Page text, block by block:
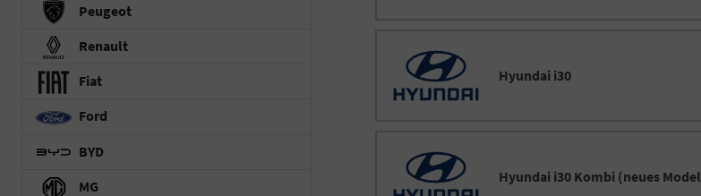
Hyundai i30
Hyundai i30 Kombi (neues
Peugeot
Renault
Fiat
Ford
BYD
MG